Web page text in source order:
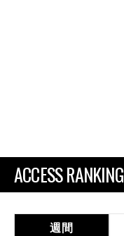
ACCESS RANKING
週間